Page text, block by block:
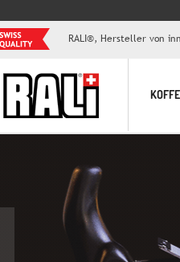
RALI®, Hersteller von